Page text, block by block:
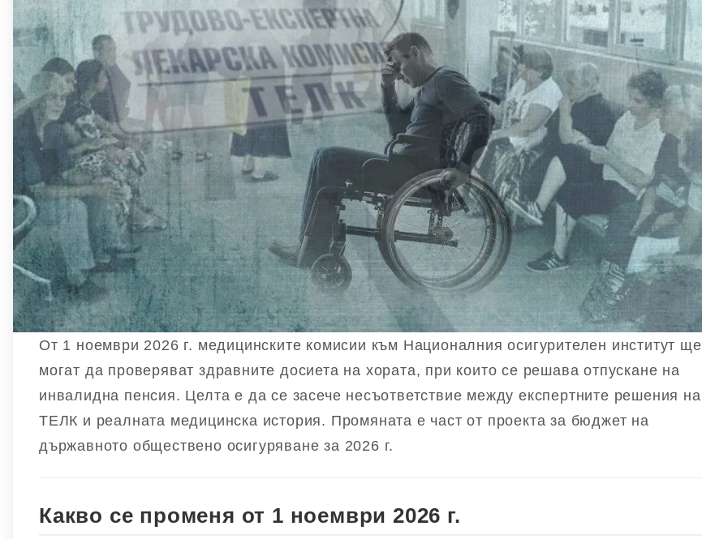
От 1 ноември 2026 г. медицинските комисии към Националния осигурителен институт ще
могат да проверяват здравните досиета на хората, при които се решава отпускане на
инвалидна пенсия. Целта е да се засече несъответствие между експертните решения на
ТЕЛК и реалната медицинска история. Промяната е част от проекта за бюджет на
държавното обществено осигуряване за 2026 г.
Какво се променя от 1 ноември 2026 г.